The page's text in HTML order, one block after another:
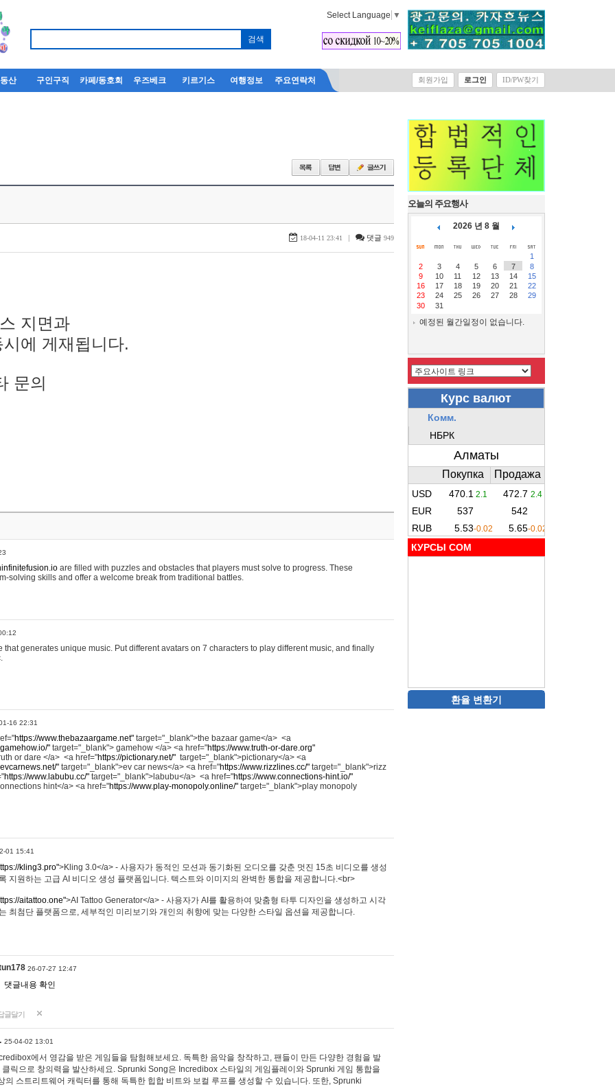
Select Language ▼
산 구인구직 카페/동호회 우즈베크 키르기스 여행정보 주요연락처 회원가입 로그인 ID/PW찾기
18-04-11 23:41 | 댓글 949
지면과
에 게재됩니다.
문의
are filled with puzzles and obstacles that players must solve to progress. These
solving skills and offer a welcome break from traditional battles.
that generates unique music. Put different avatars on 7 characters to play different music, and finally
16 22:31
https://www.thebazaargame.net" target="_blank">the bazaar game</a> <a
" target="_blank"> gamehow </a> <a href="https://www.truth-or-dare.org"
or dare </a> <a href="https://pictionary.net/" target="_blank">pictionary</a> <a
" target="_blank">ev car news</a> <a href="https://www.rizzlines.cc/" target="_blank">rizz
https://www.labubu.cc/" target="_blank">labubu</a> <a href="https://www.connections-hint.io/"
hint</a> <a href="https://www.play-monopoly.online/" target="_blank">play monopoly
01 15:41
kling3.pro">Kling 3.0</a> - 사용자가 동적인 모션과 동기화된 오디오를 갖춘 멋진 15초 비디오를 생성
지원하는 고급 AI 비디오 생성 플랫폼입니다. 텍스트와 이미지의 완벽한 통합을 제공합니다.<br>
aitattoo.one">AI Tattoo Generator</a> - 사용자가 AI를 활용하여 맞춤형 타투 디자인을 생성하고 시각
최첨단 플랫폼으로, 세부적인 미리보기와 개인의 취향에 맞는 다양한 스타일 옵션을 제공합니다.
26-07-27 12:47
댓글내용 확인
글달기
25-04-02 13:01
에서 영감을 받은 게임들을 탐험해보세요. 독특한 음악을 창작하고, 팬들이 만든 다양한 경험을 발
클릭으로 창의력을 발산하세요. Sprunki Song은 Incredibox 스타일의 게임플레이와 Sprunki 게임 통합을
의 스트리트웨어 캐릭터를 통해 독특한 힙합 비트와 보컬 루프를 생성할 수 있습니다. 또한, Sprunki
오늘의 주요행사
2026 년 8 월
1
2
3 4 5 6 7
8
9
10 11 12 13 14
15
16
17 18 19 20 21
22
23
24 25 26 27 28
29
30
31
예정된 월간일정이 없습니다.
КУРСЫ COM
환율 변환기